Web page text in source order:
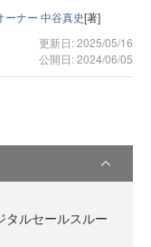
ナー 中谷真史[著]
更新日: 2025/05/16
公開日: 2024/06/05
タルセールスルー